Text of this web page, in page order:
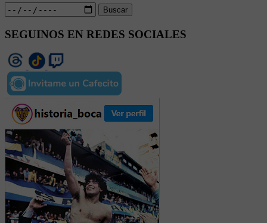
Buscar
SEGUINOS EN REDES SOCIALES